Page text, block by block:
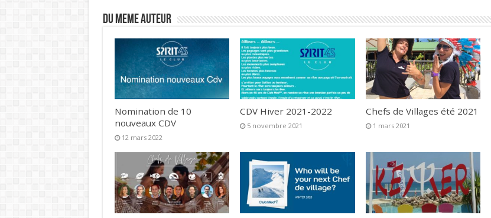
DU MEME AUTEUR
Nomination de 10
nouveaux CDV
12 mars 2022
CDV Hiver 2021-2022
5 novembre 2021
Chefs de Villages été 2021
1 mars 2021